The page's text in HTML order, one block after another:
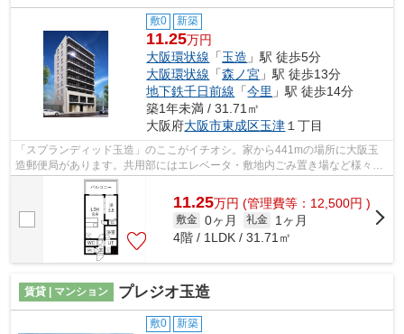
敷0 新築
11.25万円
大阪環状線 「玉造 」駅 徒歩5分
大阪環状線 「森ノ宮 」駅 徒歩13分
地下鉄千日前線 「今里 」駅 徒歩14分
築1年未満 / 31.71㎡
大阪府大阪市東成区玉津 １丁目
「スプランディッド玉造」のここがイチオシ。家から441mの場所に大阪玉
造郵便局があります。共用部にはエレベータ・敷地内ごみ置き場など様々な
設備やサービスが揃っているので便利で...
11.25万円 (管理費等：12,500円 )
敷金 0ヶ月 礼金
1ヶ月
4階 / 1LDK / 31.71㎡
賃貸 | マンション プレジオ玉造
敷0 新築